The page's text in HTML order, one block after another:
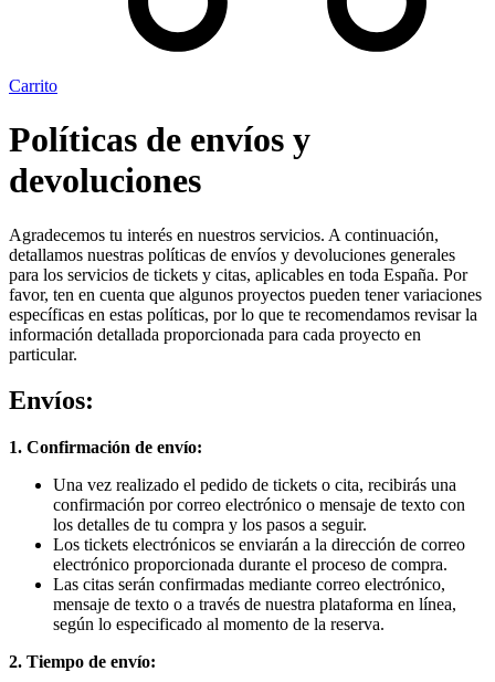
Carrito
Políticas de envíos y
devoluciones
Agradecemos tu interés en nuestros servicios. A continuación,
detallamos nuestras políticas de envíos y devoluciones generales
para los servicios de tickets y citas, aplicables en toda España. Por
favor, ten en cuenta que algunos proyectos pueden tener variaciones
específicas en estas políticas, por lo que te recomendamos revisar la
información detallada proporcionada para cada proyecto en
particular.
Envíos:
1. Confirmación de envío:
Una vez realizado el pedido de tickets o cita, recibirás una
confirmación por correo electrónico o mensaje de texto con
los detalles de tu compra y los pasos a seguir.
Los tickets electrónicos se enviarán a la dirección de correo
electrónico proporcionada durante el proceso de compra.
Las citas serán confirmadas mediante correo electrónico,
mensaje de texto o a través de nuestra plataforma en línea,
según lo especificado al momento de la reserva.
2. Tiempo de envío: